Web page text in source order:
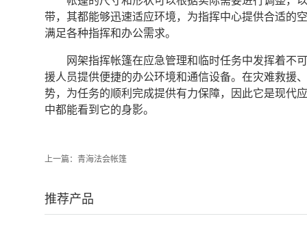
带，其都能够迅速适应环境，为指挥中心提供合适的
满足各种指挥和办公需求。
网架指挥帐篷在应急管理和临时任务中发挥着不
援人员提供便捷的办公环境和通信设备。在灾难救援
势，为任务的顺利完成提供有力保障，因此它是现代
中都能看到它的身影。‍
上一篇： 青海法会帐篷
推荐产品